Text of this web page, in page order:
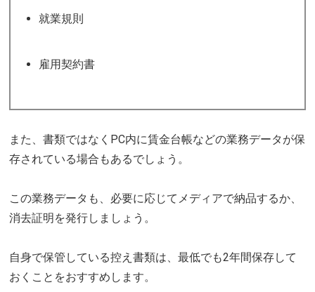
就業規則
雇用契約書
また、書類ではなくPC内に賃金台帳などの業務データが保
存されている場合もあるでしょう。
この業務データも、必要に応じてメディアで納品するか、
消去証明を発行しましょう。
自身で保管している控え書類は、最低でも2年間保存して
おくことをおすすめします。